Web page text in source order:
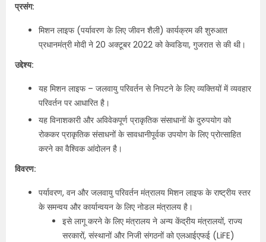
प्रसंग:
मिशन लाइफ (पर्यावरण के लिए जीवन शैली) कार्यक्रम की शुरुआत
प्रधानमंत्री मोदी ने 20 अक्टूबर 2022 को केवडिया, गुजरात से की थी।
उद्देश्य:
यह मिशन लाइफ – जलवायु परिवर्तन से निपटने के लिए व्यक्तियों में व्यवहार
परिवर्तन पर आधारित है।
यह विनाशकारी और अविवेकपूर्ण प्राकृतिक संसाधानों के दुरुपयोग को
रोककर प्राकृतिक संसाधनों के सावधानीपूर्वक उपयोग के लिए प्रोत्साहित
करने का वैश्विक आंदोलन है।
विवरण:
पर्यावरण, वन और जलवायु परिवर्तन मंत्रालय मिशन लाइफ के राष्ट्रीय स्तर
के समन्वय और कार्यान्वयन के लिए नोडल मंत्रालय है।
इसे लागू करने के लिए मंत्रालय ने अन्य केंद्रीय मंत्रालयों, राज्य
सरकारों, संस्थानों और निजी संगठनों को एलआईएफई (LiFE)